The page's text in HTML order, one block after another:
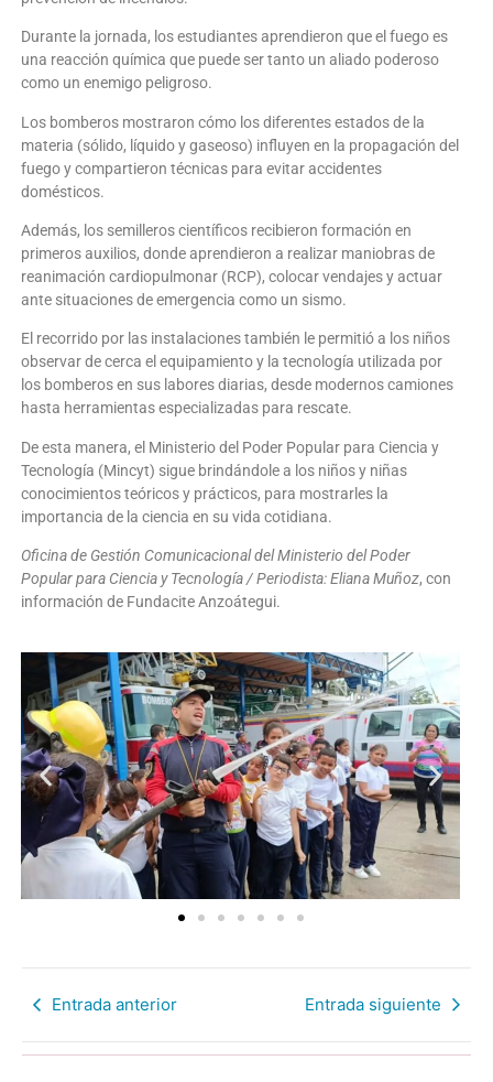
Durante la jornada, los estudiantes aprendieron que el fuego es
una reacción química que puede ser tanto un aliado poderoso
como un enemigo peligroso.
Los bomberos mostraron cómo los diferentes estados de la
materia (sólido, líquido y gaseoso) influyen en la propagación del
fuego y compartieron técnicas para evitar accidentes
domésticos.
Además, los semilleros científicos recibieron formación en
primeros auxilios, donde aprendieron a realizar maniobras de
reanimación cardiopulmonar (RCP), colocar vendajes y actuar
ante situaciones de emergencia como un sismo.
El recorrido por las instalaciones también le permitió a los niños
observar de cerca el equipamiento y la tecnología utilizada por
los bomberos en sus labores diarias, desde modernos camiones
hasta herramientas especializadas para rescate.
De esta manera, el Ministerio del Poder Popular para Ciencia y
Tecnología (Mincyt) sigue brindándole a los niños y niñas
conocimientos teóricos y prácticos, para mostrarles la
importancia de la ciencia en su vida cotidiana.
Oficina de Gestión Comunicacional del Ministerio del Poder
Popular para Ciencia y Tecnología / Periodista: Eliana Muñoz, con
información de Fundacite Anzoátegui.
Entrada anterior Entrada siguiente